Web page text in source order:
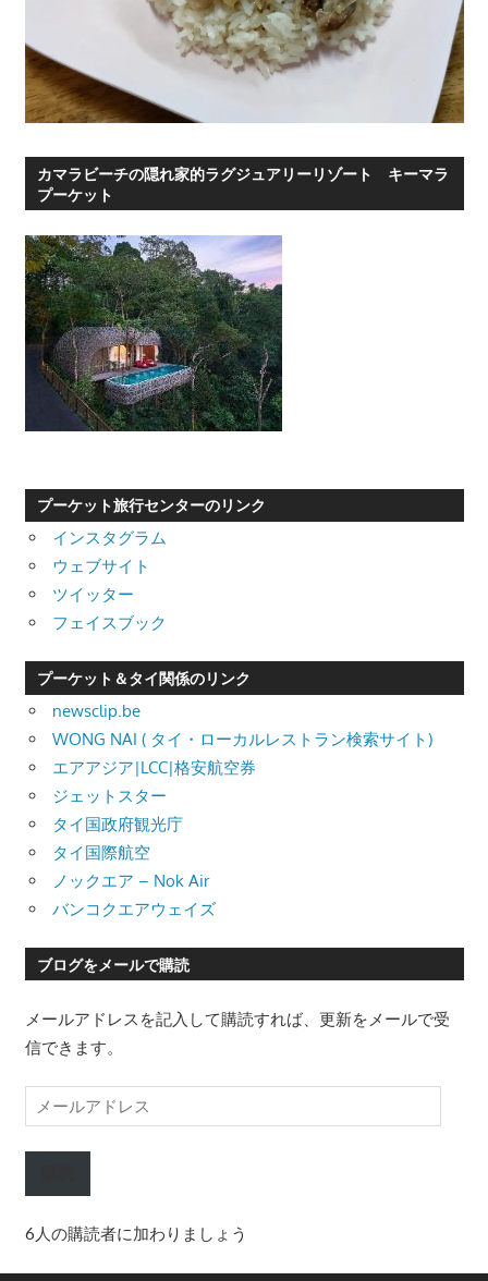
カマラビーチの隠れ家的ラグジュアリーリゾート キーマラ
プーケット
プーケット旅行センターのリンク
インスタグラム
ウェブサイト
ツイッター
フェイスブック
プーケット＆タイ関係のリンク
newsclip.be
WONG NAI ( タイ・ローカルレストラン検索サイト)
エアアジア|LCC|格安航空券
ジェットスター
タイ国政府観光庁
タイ国際航空
ノックエア – Nok Air
バンコクエアウェイズ
ブログをメールで購読
メールアドレスを記入して購読すれば、更新をメールで受
信できます。
ー
ル
レ
ス
6人の購読者に加わりましょう